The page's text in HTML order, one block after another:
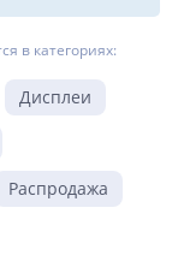
в категориях:
Дисплеи
Распродажа